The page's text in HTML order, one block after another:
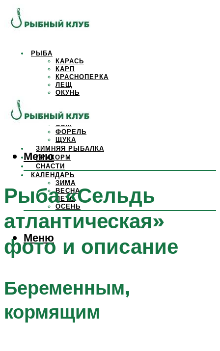
РЫБА
КАРАСЬ
КАРП
КРАСНОПЕРКА
ЛЕЩ
ОКУНЬ
САЗАН
СОМ
ФОРЕЛЬ
ЩУКА
ЗИМНЯЯ РЫБАЛКА
ПРИКОРМ
СНАСТИ
КАЛЕНДАРЬ
ЗИМА
ВЕСНА
ЛЕТО
ОСЕНЬ
Меню
Меню
Рыба «Сельдь
атлантическая»
фото и описание
Беременным,
кормящим